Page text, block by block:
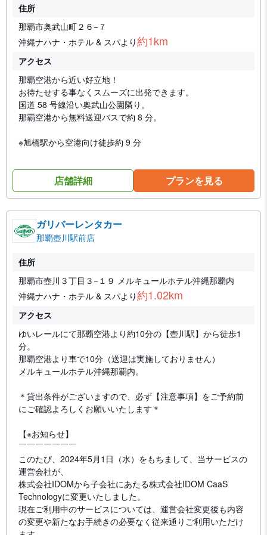
住所
那覇市奥武山町２６−７
沖縄ナハナ・ホテル & スパより約1km
アクセス
那覇空港から近い好立地！
お待たせする事なくスムーズに出発できます。
国道 58 号線沿い奥武山公園隣り。
那覇空港から無料送迎バスで約 8 分。
※旭橋駅から空港向け徒歩約 9 分
店舗詳細 プランを見る
ガリバーレンタカー
那覇壺川駅前店
住所
那覇市壺川３丁目３−１９ メルキュールホテル沖縄那覇内
沖縄ナハナ・ホテル & スパより約1.02km
アクセス
ゆいレールにて那覇空港より約10分の【壺川駅】から徒歩1
分。
那覇空港より車で10分（送迎は実施しておりません）
メルキュールホテル沖縄那覇内。
＊貸出条件がございますので、必ず【注意事項】をご予約前
にご確認よろしくお願いいたします＊
【※お知らせ】
￣￣￣￣￣￣￣
このたび、2024年5月1日（水）をもちまして、当サービスの
運営会社が、
株式会社IDOMから子会社にあたる株式会社IDOM CaaS
Technologyに変更いたしました。
現在ご利用中のサービスについては、運営会社変更後も内容
の変更や新たなお手続きの必要なく従来通りご利用いただけ